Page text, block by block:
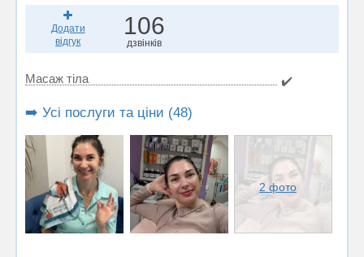
Додати
відгук
106
дзвінків
Масаж тіла ✔️
➡️ Усі послуги та ціни (48)
2 фото